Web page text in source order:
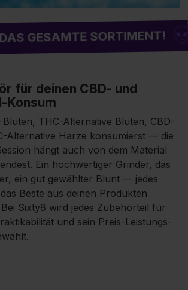
SORTIMENT! 2
für deinen CBD- und
Konsum
Blüten, THC-Alternative Blüten, CBD-
Alternative Harze konsumierst — die
hängt auch von dem Material
Ein hochwertiger Grinder, das
ein gut gewählter Blunt — jedes
Beste aus deinen Produkten
Sixty8 wird jedes Zubehörteil für
und sein Preis-Leistungs-